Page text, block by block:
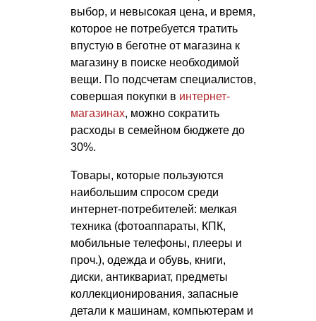
выбор, и невысокая цена, и время,
которое не потребуется тратить
впустую в беготне от магазина к
магазину в поиске необходимой
вещи. По подсчетам специалистов,
совершая покупки в интернет-
магазинах, можно сократить
расходы в семейном бюджете до
30%.
Товары, которые пользуются
наибольшим спросом среди
интернет-потребителей: мелкая
техника (фотоаппараты, КПК,
мобильные телефоны, плееры и
проч.), одежда и обувь, книги,
диски, антиквариат, предметы
коллекционирования, запасные
детали к машинам, компьютерам и